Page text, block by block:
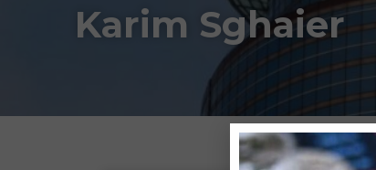
Karim Sghaier